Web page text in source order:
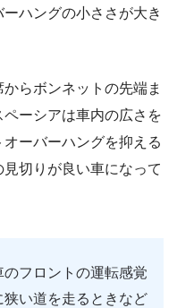
ハングの小ささが大き
らボンネットの先端ま
ーシアは車内の広さを
ーバーハングを抑える
切りが良い車になって
フロントの運転感覚
い道を走るときなど